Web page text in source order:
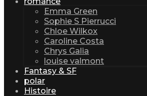
Emma Green
Sophie S Pierrucci
Chloe Wilkox
Caroline Costa
Chrys Galia
louise valmont
Fantasy & SF
polar
Histoire